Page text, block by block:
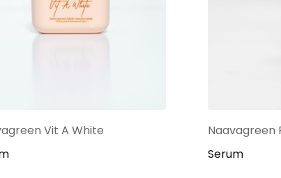
Vit A White
Naavagreen
Serum